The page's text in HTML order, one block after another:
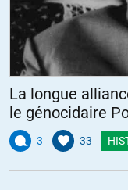
La longue
le génocidaire
3 33